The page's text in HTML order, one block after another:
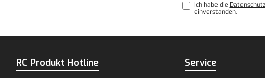
Ich habe die
einverstanden.
RC Produkt Hotline Service